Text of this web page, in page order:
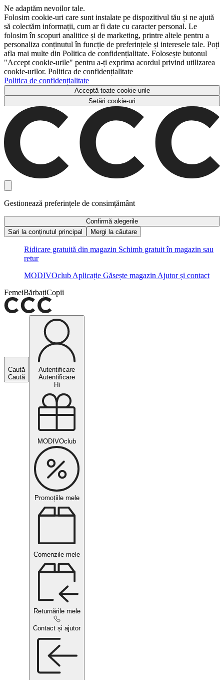
Ne adaptăm nevoilor tale.
Folosim cookie-uri care sunt instalate pe dispozitivul tău și ne ajută
să colectăm informații, cum ar fi date cu caracter personal. Le
folosim în scopuri analitice și de marketing, printre altele pentru a
personaliza conținutul în funcție de preferințele și interesele tale. Poți
afla mai multe din Politica de confidențialitate. Folosește butonul
"Accept cookie-urile" pentru a-ți exprima acordul privind utilizarea
cookie-urilor. Politica de confidențialitate
Politica de confidențialitate
Acceptă toate cookie-urile
Setări cookie-uri
Gestionează preferințele de consimțământ
Confirmă alegerile
Sari la conținutul principal
Mergi la căutare
Ridicare gratuită din magazin Schimb gratuit în magazin sau
retur
MODIVOclub Aplicație Găsește magazin Ajutor și contact
FemeiBărbațiCopii
Caută
Caută
Autentificare
Autentificare
Hi
MODIVOclub
Promoțiile mele
Comenzile mele
Returnările mele
Contact și ajutor